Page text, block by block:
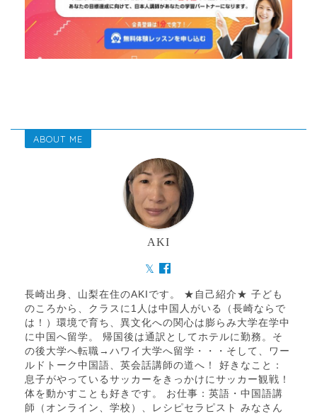
ABOUT ME
AKI
長崎出身、山梨在住のAKIです。 ★自己紹介★ 子ども
のころから、クラスに1人は中国人がいる（長崎ならで
は！）環境で育ち、異文化への関心は膨らみ大学在学中
に中国へ留学。 帰国後は通訳としてホテルに勤務。そ
の後大学へ転職→ハワイ大学へ留学・・・そして、ワー
ルドトーク中国語、英会話講師の道へ！ 好きなこと：
息子がやっているサッカーをきっかけにサッカー観戦！
体を動かすことも好きです。 お仕事：英語・中国語講
師（オンライン、学校）、レシピセラピスト みなさん